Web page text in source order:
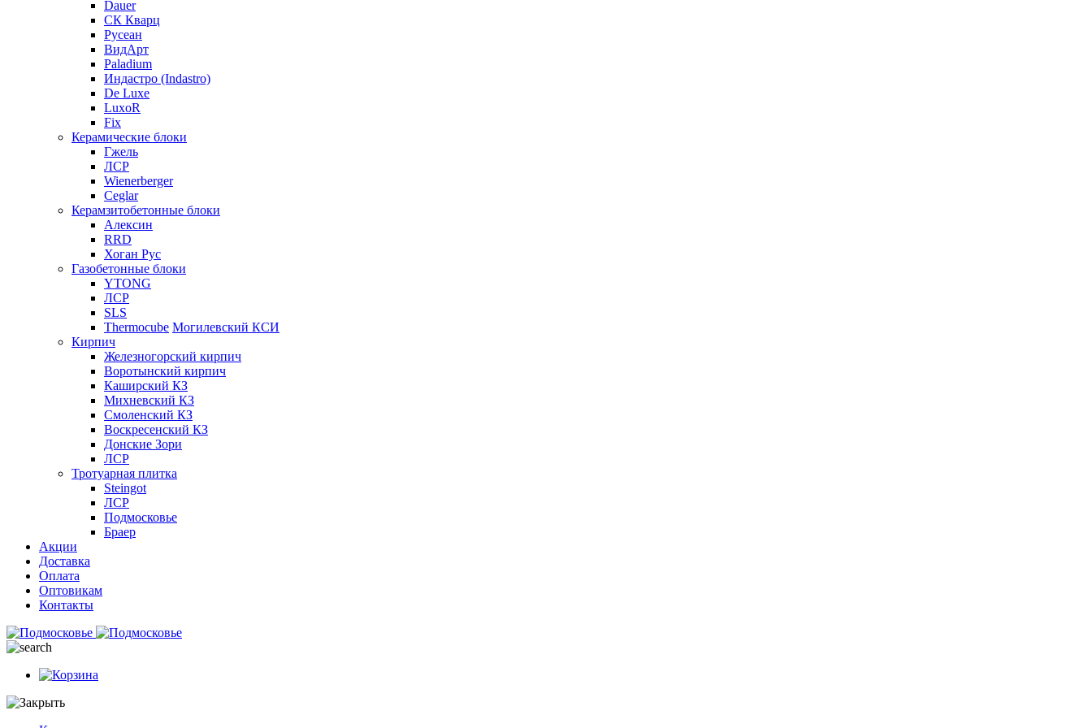
Dauer
СК Кварц
Русеан
ВидАрт
Paladium
Индастро (Indastro)
De Luxe
LuxoR
Fix
Керамические блоки
Гжель
ЛСР
Wienerberger
Ceglar
Керамзитобетонные блоки
Алексин
RRD
Хоган Рус
Газобетонные блоки
YTONG
ЛСР
SLS
Thermocube Могилевский КСИ
Кирпич
Железногорский кирпич
Воротынский кирпич
Каширский КЗ
Михневский КЗ
Смоленский КЗ
Воскресенский КЗ
Донские Зори
ЛСР
Тротуарная плитка
Steingot
ЛСР
Подмосковье
Браер
Акции
Доставка
Оплата
Оптовикам
Контакты